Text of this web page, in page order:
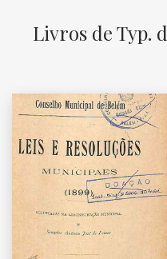
Livros de Typ.